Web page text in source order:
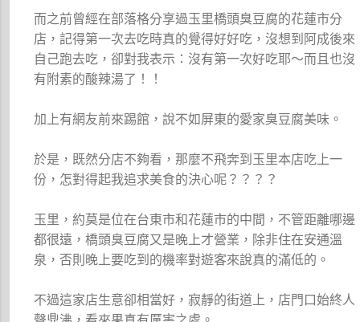
而之前曾經在部落格分享過玉里橋頭臭豆腐的花蓮市分
店，記得第一次去吃時真的覺得好好吃，沒想到阿成後來
自己跑去吃，卻對我表示：沒有第一次好吃耶～而且也沒
有附素的酸辣湯了！！
加上有網友前來踢館，說不如屏東的愛家臭豆腐美味。
於是，既然分店不夠看，那麼不飛奔到玉里本店吃上一
份，怎對得起我追求美食的決心呢？？？？
玉里，約莫是位在台東市和花蓮市的中間，不管距離哪邊
都很遠，橋頭臭豆腐又是晚上才營業，除非住在安通溫
泉，否則晚上要吃到的機率對遊客來說真的滿低的。
不過這家店生意卻相當好，寂靜的街道上，店門口始終人